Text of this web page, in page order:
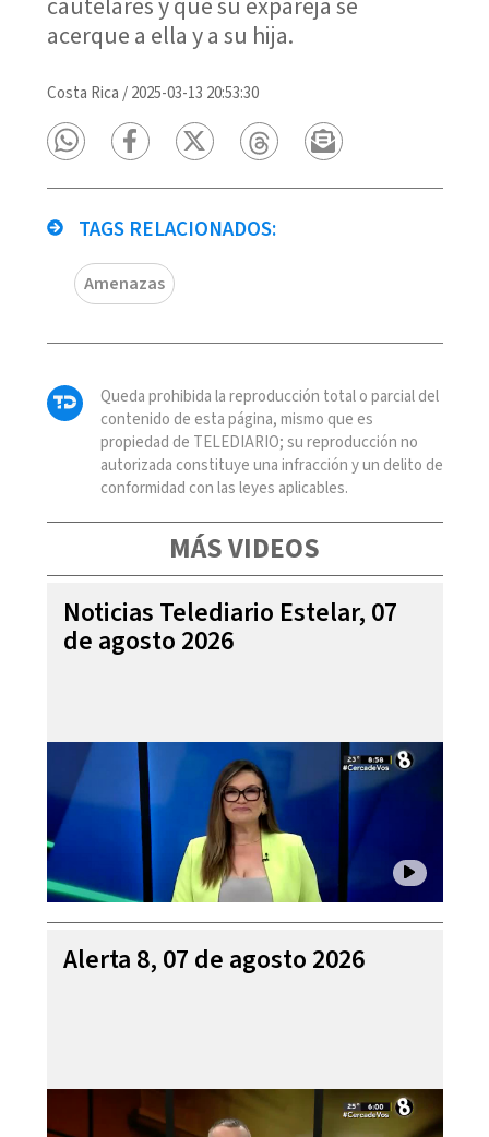
acerque a ella y a su hija.
Costa Rica /2025-03-13 20:53:30
TAGS RELACIONADOS:
Amenazas
Queda prohibida la reproducción total o parcial del
contenido de esta página, mismo que es
propiedad de TELEDIARIO; su reproducción no
autorizada constituye una infracción y un delito de
conformidad con las leyes aplicables.
MÁS VIDEOS
Noticias Telediario Estelar, 07
de agosto 2026
Alerta 8, 07 de agosto 2026